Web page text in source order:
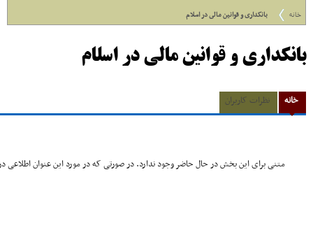
خانه بانکدارى و قوانین مالى در اسلام
بانکدارى و قوانین مالى در اسلام
خانه نظرات کاربران
متنی برای این بخش در حال حاضر وجود ندارد. در صورتی که در مورد این عنوان اطلاعی